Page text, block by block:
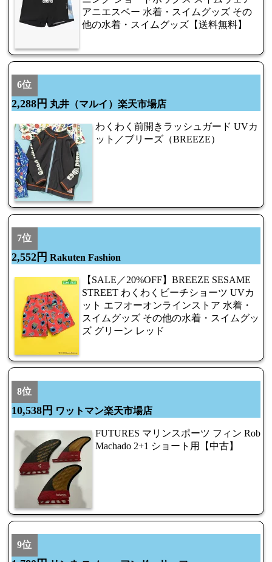
アニエスベー 水着・スイムグッズ その
他の水着・スイムグッズ【送料無料】
6位
2,288円 丸井（マルイ）楽天市場店
わくわく前開きラッシュガード UVカ
ット／ブリーズ（BREEZE）
7位
2,552円 Rakuten Fashion
【SALE／20%OFF】BREEZE SESAME
STREET わくわくビーチショーツ UVカ
ット エフオーオンラインストア 水着・
スイムグッズ その他の水着・スイムグッ
ズ グリーン レッド
8位
10,538円 ワットマン楽天市場店
FUTURES マリンスポーツ フィン Rob
Machado 2+1 ショート用【中古】
9位